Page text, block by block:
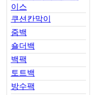
이스
쿠션칸막이
줌백
숄더백
백팩
토트백
방수팩